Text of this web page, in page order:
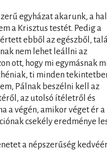
egyházat akarunk, a
a Krisztus testét. Pedig a
ebből az egészből,
nem lehet leállni az
ott, hogy mi egymásnak
ti minden
Pálnak beszélni kell az
az utolsó ítéletről és
a végén, amikor véget ér a
csekély eredménye
a népszerűség